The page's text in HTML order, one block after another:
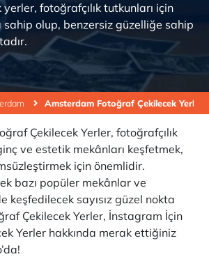
Amsterdam Fotoğraf Çekilecek Yerler
fotoğrafçılık tutkunları için
sahip olup, benzersiz güzelliğe sahip
Çekilecek Yerler, fotoğrafçılık
ve estetik mekânları keşfetmek,
için önemlidir.
bazı popüler mekânlar ve
keşfedilecek sayısız güzel nokta
Çekilecek Yerler, İnstagram İçin
Yerler hakkında merak ettiğiniz